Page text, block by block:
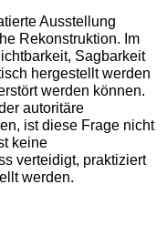
Ausstellung
Rekonstruktion. Im
Sagbarkeit
hergestellt werden
werden können.
autoritäre
ist diese Frage nicht
keine
verteidigt, praktiziert
werden.